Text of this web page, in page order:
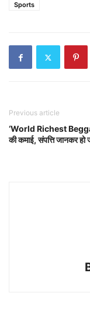
Sports
Previous article
‘World Richest
की कमाई, संपत्ति जानकर हो